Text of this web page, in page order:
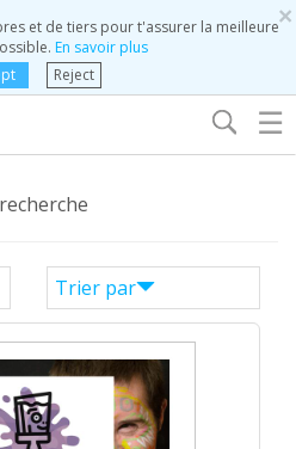
×
et de tiers pour t'assurer la meilleure
En savoir plus
Reject
☰
Trier par